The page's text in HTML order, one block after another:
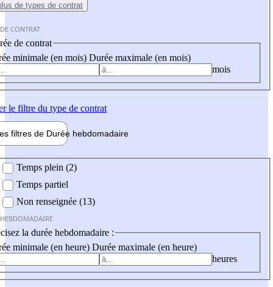
de types de contrat
CONTRAT
de contrat
minimale (en mois) Durée maximale (en mois)
mois
le filtre du type de contrat
filtres de Durée hebdomadaire
Temps plein (2)
Temps partiel
Non renseignée (13)
la durée hebdomadaire :
minimale (en heure) Durée maximale (en heure)
heures